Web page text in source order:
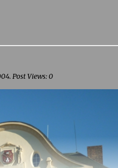
Post Views: 0